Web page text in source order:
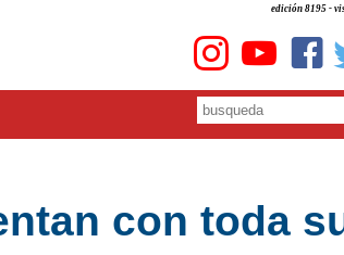
edición 8195 -
con toda